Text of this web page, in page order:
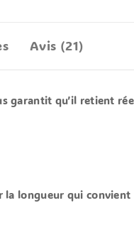
Avis (21)
garantit qu’il retient
longueur qui